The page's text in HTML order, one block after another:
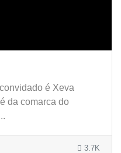
é Xeva
da comarca do
3.7K